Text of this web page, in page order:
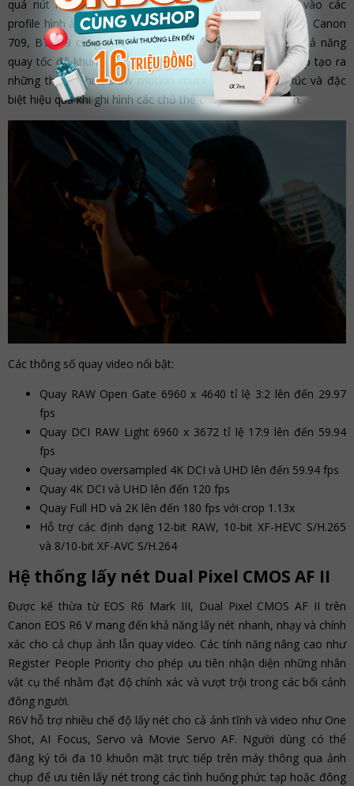
quá nút màu chuyên dụng, hỗ trợ truy cập trực tiếp vào các
profile hình ảnh như Canon Log 2, Canon Log 3, HLG, PQ, Canon
709, BT.709 cùng 14 profile tùy chỉnh khác. Ngoài ra, khả năng
quay tốc độ khung hình cao lên đến 4K120 và 2K180 giúp tạo ra
những thước phim slow motion mượt mà, giàu cảm xúc và đặc
biệt hiệu quả khi ghi hình các chủ thể chuyển động nhanh.
Các thông số quay video nổi bật:
Quay RAW Open Gate 6960 x 4640 tỉ lệ 3:2 lên đến 29.97
fps
Quay DCI RAW Light 6960 x 3672 tỉ lệ 17:9 lên đến 59.94
fps
Quay video oversampled 4K DCI và UHD lên đến 59.94 fps
Quay 4K DCI và UHD lên đến 120 fps
Quay Full HD và 2K lên đến 180 fps với crop 1.13x
Hỗ trợ các định dạng 12-bit RAW, 10-bit XF-HEVC S/H.265
và 8/10-bit XF-AVC S/H.264
Hệ thống lấy nét Dual Pixel CMOS AF II
Được kế thừa từ EOS R6 Mark III, Dual Pixel CMOS AF II trên
Canon EOS R6 V mang đến khả năng lấy nét nhanh, nhạy và chính
xác cho cả chụp ảnh lẫn quay video. Các tính năng nâng cao như
Register People Priority cho phép ưu tiên nhận diện những nhân
vật cụ thể nhằm đạt độ chính xác và vượt trội trong các bối cảnh
đông người.
R6V hỗ trợ nhiều chế độ lấy nét cho cả ảnh tĩnh và video như One
Shot, AI Focus, Servo và Movie Servo AF. Người dùng có thể
đăng ký tối đa 10 khuôn mặt trực tiếp trên máy thông qua ảnh
chụp để ưu tiên lấy nét trong các tình huống phức tạp hoặc đông